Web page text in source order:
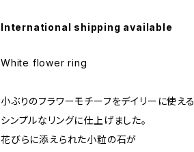
International shipping available
White flower ring
小ぶりのフラワーモチーフをデイリーに使える
シンプルなリングに仕上げました。
花びらに添えられた小粒の石が